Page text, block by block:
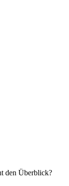
den Überblick?